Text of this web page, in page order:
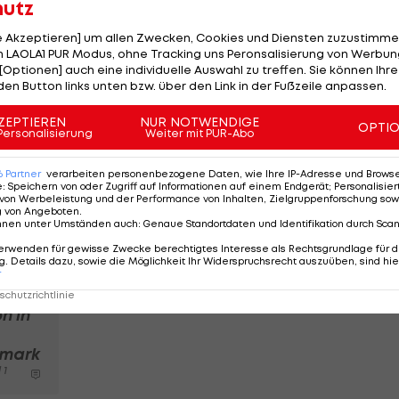
auf. Dazu kommt die offensichtliche
die Spitze des Mittelfelds mitkämpft. Beim zweiten
sechs und sieben heraus, obwohl die
Ort für den Weltverband zu kurz, um ein
der involvierten Parteien ist auf einen "späteren
von Mercedes. Sie sind gebeten worden, die
Vergleich mit den von Racing Point
in
Akzeptieren] um allen Zwecken, Cookies und Diensten
PUR Modus, ohne Tracking uns Peronsalisierung von
auch eine individuelle Auswahl zu treffen. Sie können
Button links unten bzw. über den Link in der Fußzeile anpassen.
NUR NOTWENDIGE
Weiter mit PUR-Abo
Partner verarbeiten personenbezogene Daten, wie Ihre IP-Adresse und
: Speichern von oder Zugriff auf Informationen auf einem Endgerät;
Werbeleistung und der Performance von Inhalten, Zielgruppenforschung
von Angeboten.
unter Umständen auch: Genaue Standortdaten und Identifikation durch
für gewisse Zwecke berechtigtes Interesse als Rechtsgrundlage für
Details dazu, sowie die Möglichkeit Ihr Widerspruchsrecht auszuüben, sind